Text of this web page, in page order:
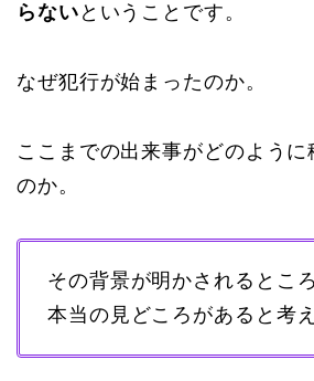
らない ということです。
なぜ犯行が始まったのか。
ここまでの出来事がどのように
のか。
その背景が明かされるとこ
本当の見どころがあると考